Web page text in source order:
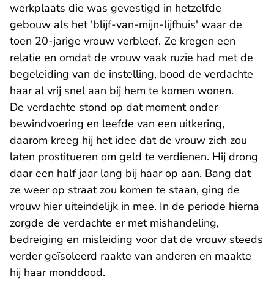
werkplaats die was gevestigd in hetzelfde
gebouw als het 'blijf-van-mijn-lijfhuis' waar de
toen 20-jarige vrouw verbleef. Ze kregen een
relatie en omdat de vrouw vaak ruzie had met de
begeleiding van de instelling, bood de verdachte
haar al vrij snel aan bij hem te komen wonen.
De verdachte stond op dat moment onder
bewindvoering en leefde van een uitkering,
daarom kreeg hij het idee dat de vrouw zich zou
laten prostitueren om geld te verdienen. Hij drong
daar een half jaar lang bij haar op aan. Bang dat
ze weer op straat zou komen te staan, ging de
vrouw hier uiteindelijk in mee. In de periode hierna
zorgde de verdachte er met mishandeling,
bedreiging en misleiding voor dat de vrouw steeds
verder geïsoleerd raakte van anderen en maakte
hij haar monddood.